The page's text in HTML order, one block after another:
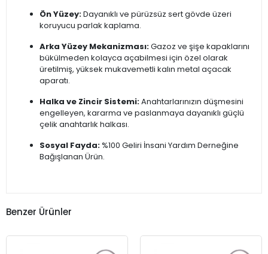
Ön Yüzey:Dayanıklı ve pürüzsüz sert gövde üzeri
koruyucu parlak kaplama.
Arka Yüzey Mekanizması:Gazoz ve şişe kapaklarını
bükülmeden kolayca açabilmesi için özel olarak
üretilmiş, yüksek mukavemetli kalın metal açacak
aparatı.
Halka ve Zincir Sistemi:Anahtarlarınızın düşmesini
engelleyen, kararma ve paslanmaya dayanıklı güçlü
çelik anahtarlık halkası.
Sosyal Fayda: %100 Geliri İnsani Yardım Derneğine
Bağışlanan Ürün.
Benzer Ürünler